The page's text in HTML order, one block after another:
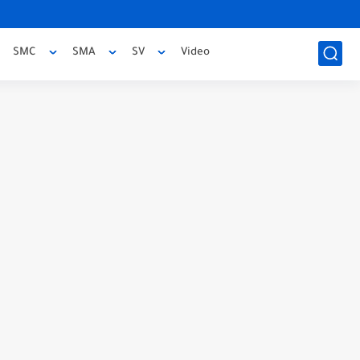
SMC SMA SV Video